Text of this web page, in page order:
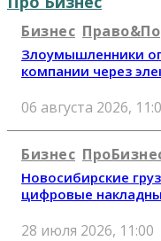
Бизнес
Злоумышленники
компании через
06 августа 2026,
Бизнес
Новосибирские
цифровые
28 июля 2026, 11:00